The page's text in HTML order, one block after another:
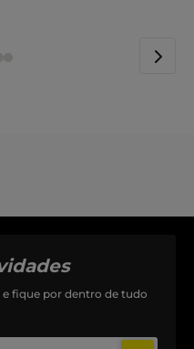
e fique por dentro de tudo